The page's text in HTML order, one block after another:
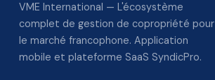
VME International — L'écosystème
complet de gestion de copropriété pour
le marché francophone. Application
mobile et plateforme SaaS SyndicPro.